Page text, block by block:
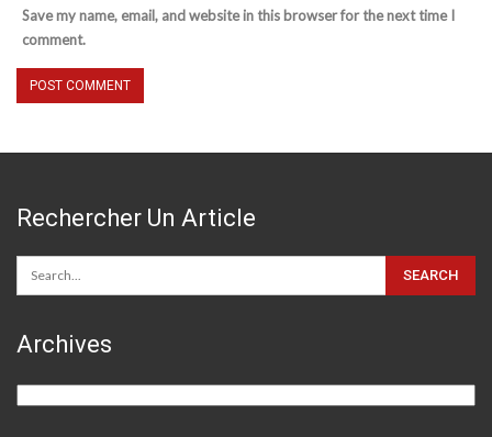
Save my name, email, and website in this browser for the next time I
comment.
Rechercher Un Article
Archives